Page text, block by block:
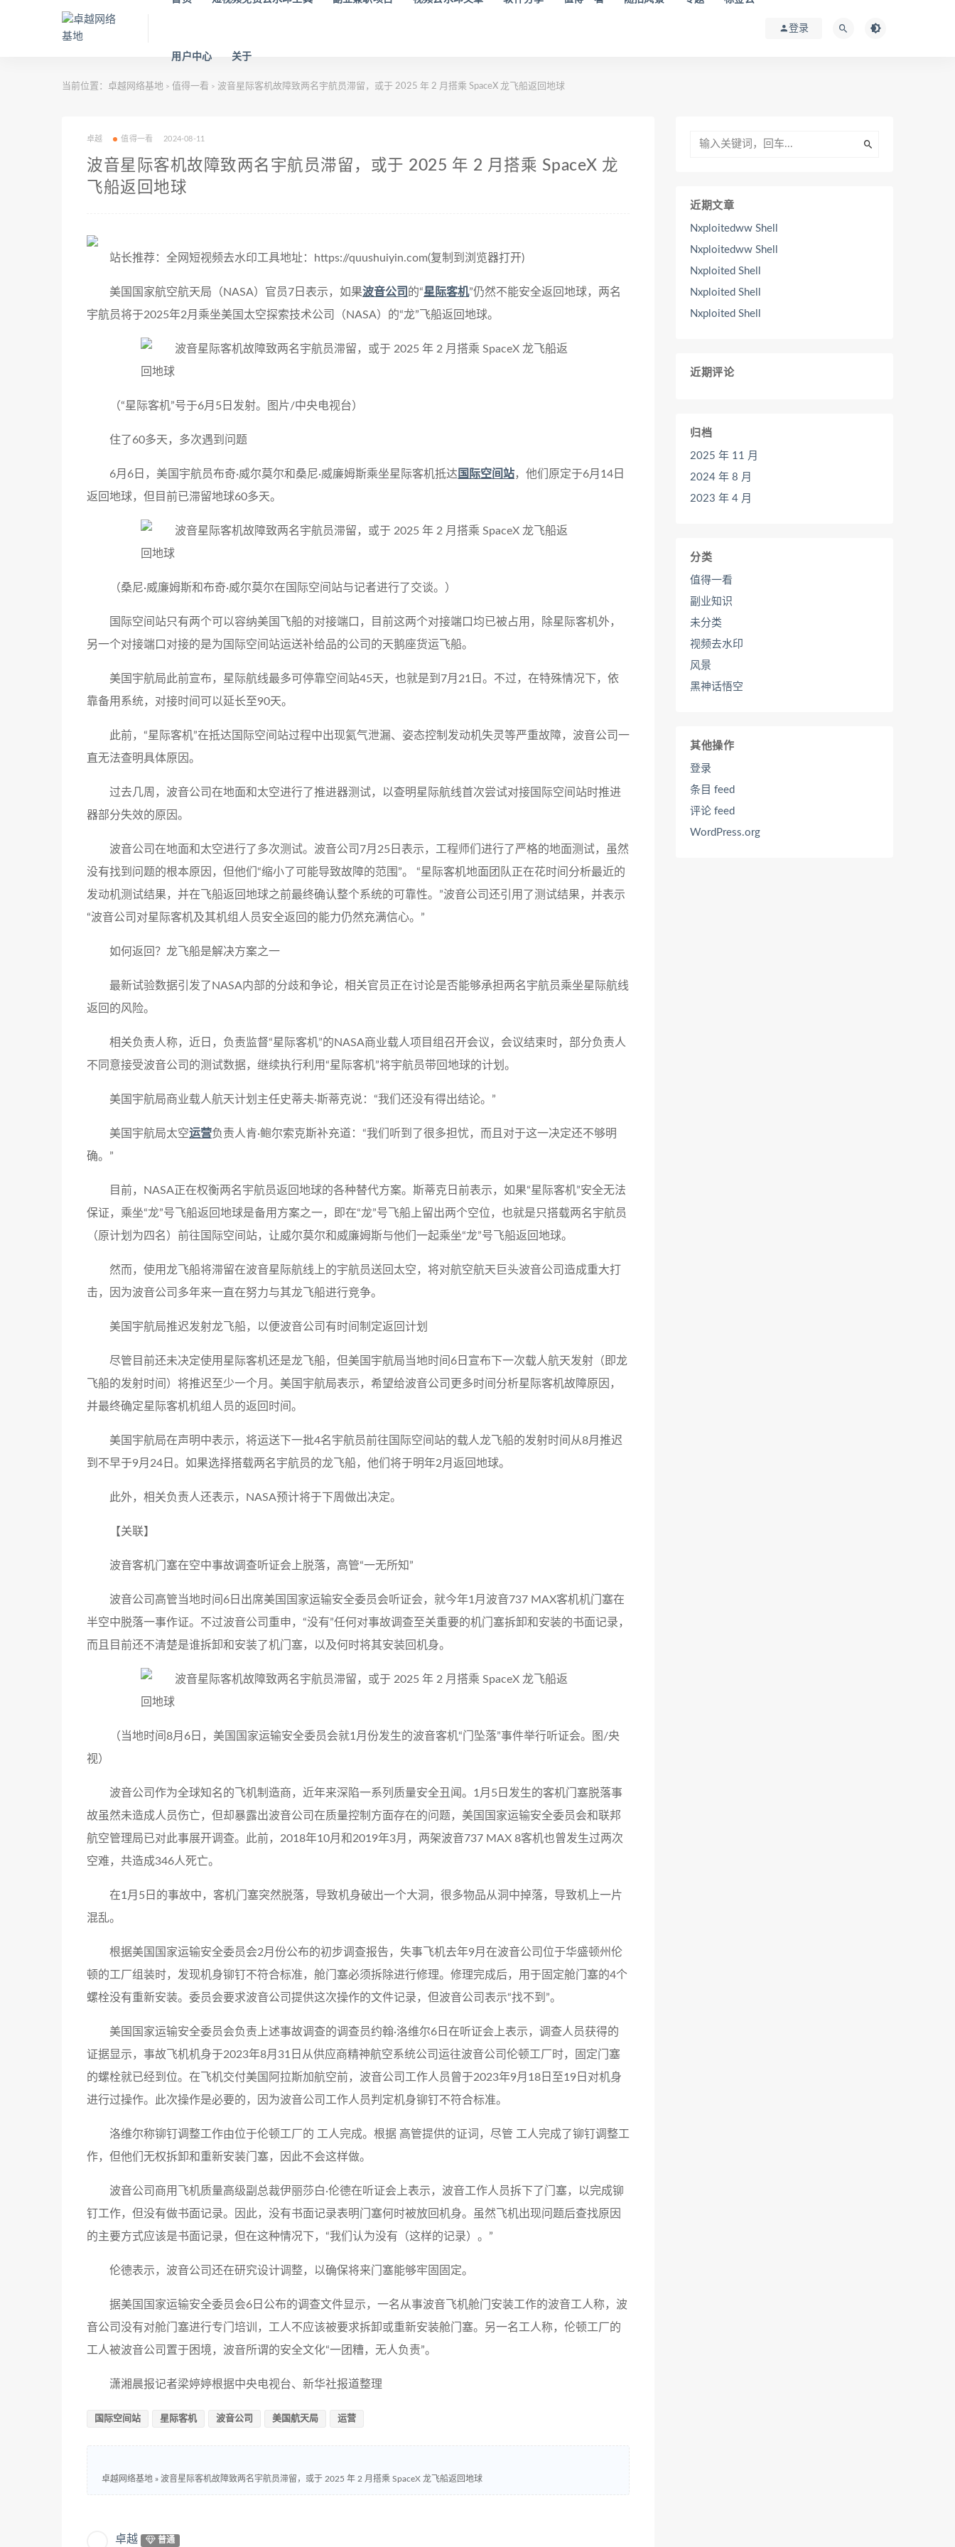
用户中心 关于
登录
当前位置： 卓越网络基地 > 值得一看 > 波音星际客机故障致两名宇航员滞留，或于 2025 年 2 月搭乘 SpaceX 龙飞船返回地球
卓越 值得一看 2024-08-11
波音星际客机故障致两名宇航员滞留，或于 2025 年 2 月搭乘 SpaceX 龙
飞船返回地球
站长推荐：全网短视频去水印工具地址：https://quushuiyin.com(复制到浏览器打开)
美国国家航空航天局（NASA）官员7日表示，如果波音公司 的“星际客机”仍然不能安全返回地球，两名
宇航员将于2025年2月乘坐美国太空探索技术公司（NASA）的“龙”飞船返回地球。
（“星际客机”号于6月5日发射。图片/中央电视台）
住了60多天，多次遇到问题
6月6日，美国宇航员布奇·威尔莫尔和桑尼·威廉姆斯乘坐星际客机抵达 国际空间站，他们原定于6月14日
返回地球，但目前已滞留地球60多天。
（桑尼·威廉姆斯和布奇·威尔莫尔在国际空间站与记者进行了交谈。）
国际空间站只有两个可以容纳美国飞船的对接端口，目前这两个对接端口均已被占用，除星际客机外，
另一个对接端口对接的是为国际空间站运送补给品的公司的天鹅座货运飞船。
美国宇航局此前宣布，星际航线最多可停靠空间站45天，​​也就是到7月21日。不过，在特殊情况下，依
靠备用系统，对接时间可以延长至90天。
此前，“星际客机”在抵达国际空间站过程中出现氦气泄漏、姿态控制发动机失灵等严重故障，波音公司一
直无法查明具体原因。
过去几周，波音公司在地面和太空进行了推进器测试，以查明星际航线首次尝试对接国际空间站时推进
器部分失效的原因。
波音公司在地面和太空进行了多次测试。波音公司7月25日表示，工程师们进行了严格的地面测试，虽然
没有找到问题的根本原因，但他们“缩小了可能导致故障的范围”。 “星际客机地面团队正在花时间分析最近的
发动机测试结果，并在飞船返回地球之前最终确认整个系统的可靠性。”波音公司还引用了测试结果，并表示
“波音公司对星际客机及其机组人员安全返回的能力仍然充满信心。”
如何返回？龙飞船是解决方案之一
最新试验数据引发了NASA内部的分歧和争论，相关官员正在讨论是否能够承担两名宇航员乘坐星际航线
返回的风险。
相关负责人称，近日，负责监督“星际客机”的NASA商业载人项目组召开会议，会议结束时，部分负责人
不同意接受波音公司的测试数据，继续执行利用“星际客机”将宇航员带回地球的计划。
美国宇航局商业载人航天计划主任史蒂夫·斯蒂克说：“我们还没有得出结论。”
美国宇航局太空运营负责人肯·鲍尔索克斯补充道：“我们听到了很多担忧，而且对于这一决定还不够明
确。”
目前，NASA正在权衡两名宇航员返回地球的各种替代方案。斯蒂克日前表示，如果“星际客机”安全无法
保证，乘坐“龙”号飞船返回地球是备用方案之一，即在“龙”号飞船上留出两个空位，也就是只搭载两名宇航员
（原计划为四名）前往国际空间站，让威尔莫尔和威廉姆斯与他们一起乘坐“龙”号飞船返回地球。
然而，使用龙飞船将滞留在波音星际航线上的宇航员送回太空，将对航空航天巨头波音公司造成重大打
击，因为波音公司多年来一直在努力与其龙飞船进行竞争。
美国宇航局推迟发射龙飞船，以便波音公司有时间制定返回计划
尽管目前还未决定使用星际客机还是龙飞船，但美国宇航局当地时间6日宣布下一次载人航天发射（即龙
飞船的发射时间）将推迟至少一个月。美国宇航局表示，希望给波音公司更多时间分析星际客机故障原因，
并最终确定星际客机机组人员的返回时间。
美国宇航局在声明中表示，将运送下一批4名宇航员前往国际空间站的载人龙飞船的发射时间从8月推迟
到不早于9月24日。如果选择搭载两名宇航员的龙飞船，他们将于明年2月返回地球。
此外，相关负责人还表示，NASA预计将于下周做出决定。
【关联】
波音客机门塞在空中事故调查听证会上脱落，高管“一无所知”
波音公司高管当地时间6日出席美国国家运输安全委员会听证会，就今年1月波音737 MAX客机机门塞在
半空中脱落一事作证。不过波音公司重申，“没有”任何对事故调查至关重要的机门塞拆卸和安装的书面记录，
而且目前还不清楚是谁拆卸和安装了机门塞，以及何时将其安装回机身。
（当地时间8月6日，美国国家运输安全委员会就1月份发生的波音客机“门坠落”事件举行听证会。图/央
视）
波音公司作为全球知名的飞机制造商，近年来深陷一系列质量安全丑闻。1月5日发生的客机门塞脱落事
故虽然未造成人员伤亡，但却暴露出波音公司在质量控制方面存在的问题，美国国家运输安全委员会和联邦
航空管理局已对此事展开调查。此前，2018年10月和2019年3月，两架波音737 MAX 8客机也曾发生过两次
空难，共造成346人死亡。
在1月5日的事故中，客机门塞突然脱落，导致机身破出一个大洞，很多物品从洞中掉落，导致机上一片
混乱。
根据美国国家运输安全委员会2月份公布的初步调查报告，失事飞机去年9月在波音公司位于华盛顿州伦
顿的工厂组装时，发现机身铆钉不符合标准，舱门塞必须拆除进行修理。修理完成后，用于固定舱门塞的4个
螺栓没有重新安装。委员会要求波音公司提供这次操作的文件记录，但波音公司表示“找不到”。
美国国家运输安全委员会负责上述事故调查的调查员约翰·洛维尔6日在听证会上表示，调查人员获得的
证据显示，事故飞机机身于2023年8月31日从供应商精神航空系统公司运往波音公司伦顿工厂时，固定门塞
的螺栓就已经到位。在飞机交付美国阿拉斯加航空前，波音公司工作人员曾于2023年9月18日至19日对机身
进行过操作。此次操作是必要的，因为波音公司工作人员判定机身铆钉不符合标准。
洛维尔称铆钉调整工作由位于伦顿工厂的 工人完成。根据 高管提供的证词，尽管 工人完成了铆钉调整工
作，但他们无权拆卸和重新安装门塞，因此不会这样做。
波音公司商用飞机质量高级副总裁伊丽莎白·伦德在听证会上表示，波音工作人员拆下了门塞，以完成铆
钉工作，但没有做书面记录。因此，没有书面记录表明门塞何时被放回机身。虽然飞机出现问题后查找原因
的主要方式应该是书面记录，但在这种情况下，“我们认为没有（这样的记录）。”
伦德表示，波音公司还在研究设计调整，以确保将来门塞能够牢固固定。
据美国国家运输安全委员会6日公布的调查文件显示，一名从事波音飞机舱门安装工作的波音工人称，波
音公司没有对舱门塞进行专门培训，工人不应该被要求拆卸或重新安装舱门塞。另一名工人称，伦顿工厂的
工人被波音公司置于困境，波音所谓的安全文化“一团糟，无人负责”。
潇湘晨报记者梁婷婷根据中央电视台、新华社报道整理
国际空间站 星际客机 波音公司 美国航天局 运营
卓越网络基地 » 波音星际客机故障致两名宇航员滞留，或于 2025 年 2 月搭乘 SpaceX 龙飞船返回地球
卓越 普通
近期文章
Nxploitedww Shell
Nxploitedww Shell
Nxploited Shell
Nxploited Shell
Nxploited Shell
近期评论
归档
2025 年 11 月
2024 年 8 月
2023 年 4 月
分类
值得一看
副业知识
未分类
视频去水印
风景
黑神话悟空
其他操作
登录
条目 feed
评论 feed
WordPress.org